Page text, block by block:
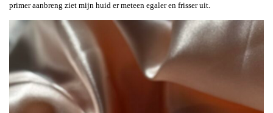
primer aanbreng ziet mijn huid er meteen egaler en frisser uit.